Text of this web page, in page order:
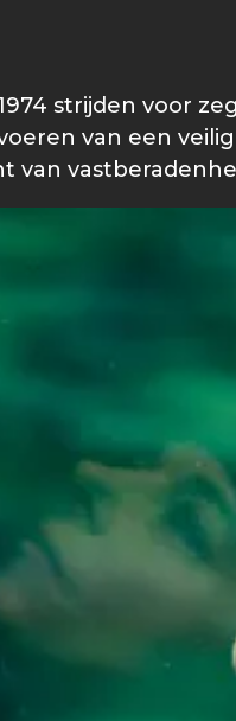
strijden voor
van een
van